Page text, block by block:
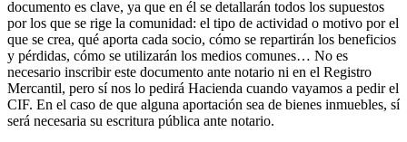
documento es clave, ya que en él se detallarán todos los supuestos
por los que se rige la comunidad: el tipo de actividad o motivo por el
que se crea, qué aporta cada socio, cómo se repartirán los beneficios
y pérdidas, cómo se utilizarán los medios comunes… No es
necesario inscribir este documento ante notario ni en el Registro
Mercantil, pero sí nos lo pedirá Hacienda cuando vayamos a pedir el
CIF. En el caso de que alguna aportación sea de bienes inmuebles, sí
será necesaria su escritura pública ante notario.